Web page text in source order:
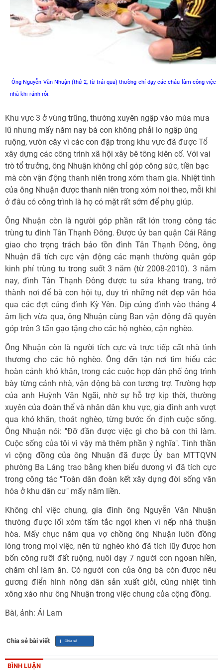
Ông Nguyễn Văn Nhuận (thứ 2, từ trái qua) thường chỉ dạy các cháu làm công việc
nhà khi rảnh rỗi.
Khu vực 3 ở vùng trũng, thường xuyên ngập vào mùa mưa
lũ nhưng mấy năm nay bà con không phải lo ngập úng
ruộng, vườn cây vì các con đập trong khu vực đã được Tổ
xây dựng các công trình xã hội xây bê tông kiên cố. Với vai
trò tổ trưởng, ông Nhuận không chỉ góp công sức, tiền bạc
mà còn vận động thanh niên trong xóm tham gia. Nhiệt tình
của ông Nhuận được thanh niên trong xóm noi theo, mỗi khi
ở đâu có công trình là họ có mặt rất sớm để phụ giúp.
Ông Nhuận còn là người góp phần rất lớn trong công tác
trùng tu đình Tân Thạnh Đông. Được ủy ban quận Cái Răng
giao cho trọng trách bảo tồn đình Tân Thạnh Đông, ông
Nhuận đã tích cực vận động các mạnh thường quân góp
kinh phí trùng tu trong suốt 3 năm (từ 2008-2010). 3 năm
nay, đình Tân Thạnh Đông được tu sửa khang trang, trở
thành nơi để bà con hội tụ, duy trì những nét đẹp văn hóa
qua các đợt cúng đình Kỳ Yên. Dịp cúng đình vào tháng 4
âm lịch vừa qua, ông Nhuận cùng Ban vận động đã quyên
góp trên 3 tấn gạo tặng cho các hộ nghèo, cận nghèo.
Ông Nhuận còn là người tích cực và trực tiếp cất nhà tình
thương cho các hộ nghèo. Ông đến tận nơi tìm hiểu các
hoàn cảnh khó khăn, trong các cuộc họp dân phố ông trình
bày từng cảnh nhà, vận động bà con tương trợ. Trường hợp
của anh Huỳnh Văn Ngãi, nhờ sự hỗ trợ kịp thời, thường
xuyên của đoàn thể và nhân dân khu vực, gia đình anh vượt
qua khó khăn, thoát nghèo, từng bước ổn định cuộc sống.
Ông Nhuận nói: "Đỡ đần được việc gì cho bà con thì làm.
Cuộc sống của tôi vì vậy mà thêm phần ý nghĩa". Tinh thần
vì cộng đồng của ông Nhuận đã được Ủy ban MTTQVN
phường Ba Láng trao bằng khen biểu dương vì đã tích cực
trong công tác "Toàn dân đoàn kết xây dựng đời sống văn
hóa ở khu dân cư" mấy năm liền.
Không chỉ việc chung, gia đình ông Nguyễn Văn Nhuận
thường được lối xóm tấm tắc ngợi khen vì nếp nhà thuận
hòa. Mấy chục năm qua vợ chồng ông Nhuận luôn đồng
lòng trong mọi việc, nên từ nghèo khó đã tích lũy được hơn
bốn công rưỡi đất ruộng, nuôi dạy 7 người con ngoan hiền,
chăm chỉ làm ăn. Có người con của ông bà còn được nêu
gương điển hình nông dân sản xuất giỏi, cũng nhiệt tình
xông xáo như ông Nhuận trong việc chung của cộng đồng.
Bài, ảnh: Ái Lam
Chia sẻ bài viết
BÌNH LUẬN